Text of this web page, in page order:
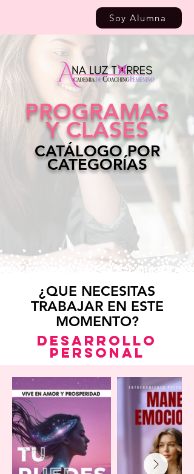
Soy Alumna
PROGRAMAS
Y CLASES
CATÁLOGO POR
CATEGORÍAS
¿QUE NECESITAS
TRABAJAR EN ESTE
MOMENTO?
DESARROLLO
PERSONAL